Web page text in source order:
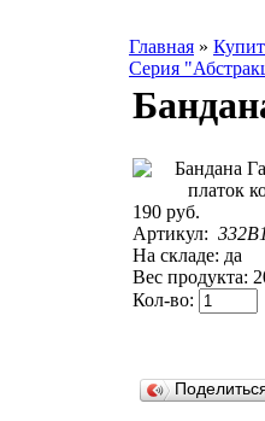
Главная »
Серия
190 руб.
Артикул: 332B1
На складе: да
Вес продукта:
Кол-во: